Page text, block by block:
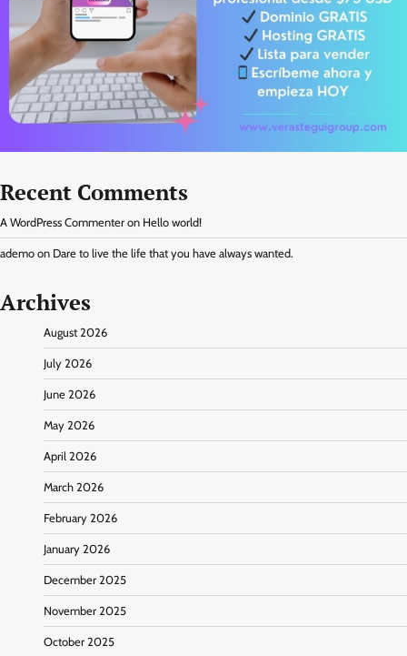
Recent Comments
A WordPress Commenter on Hello world!
ademo on Dare to live the life that you have always wanted.
Archives
August 2026
July 2026
June 2026
May 2026
April 2026
March 2026
February 2026
January 2026
December 2025
November 2025
October 2025